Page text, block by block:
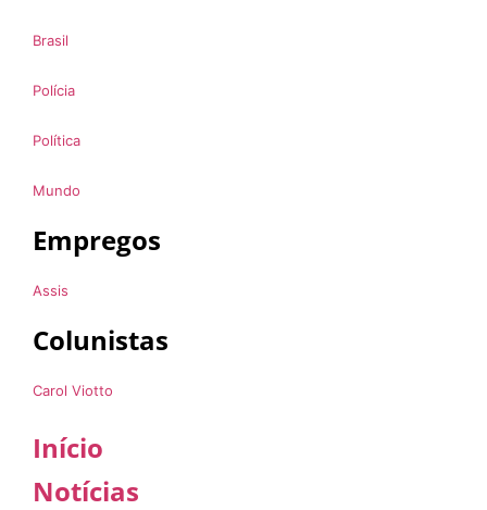
Brasil
Polícia
Política
Mundo
Empregos
Assis
Colunistas
Carol Viotto
Início
Notícias